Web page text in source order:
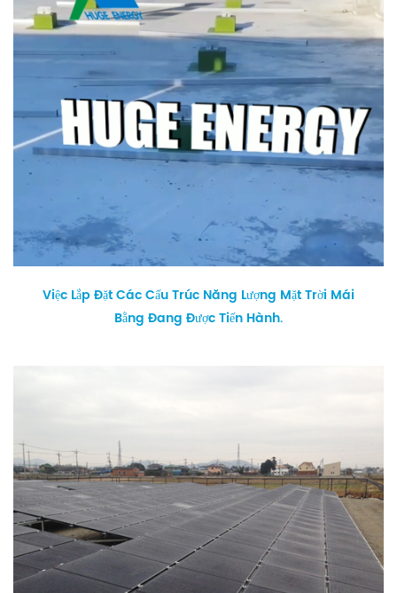
Việc Lắp Đặt Các Cấu Trúc Năng Lượng Mặt Trời Mái
Bằng Đang Được Tiến Hành.